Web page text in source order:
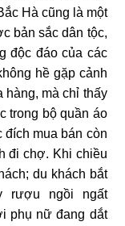
Hà cũng là một
bản sắc dân tộc,
độc đáo của các
hề gặp cảnh
hàng, mà chỉ thấy
trong bộ quần áo
đích mua bán còn
đi chợ. Khi chiều
du khách bắt
rượu ngồi ngất
phụ nữ đang dắt